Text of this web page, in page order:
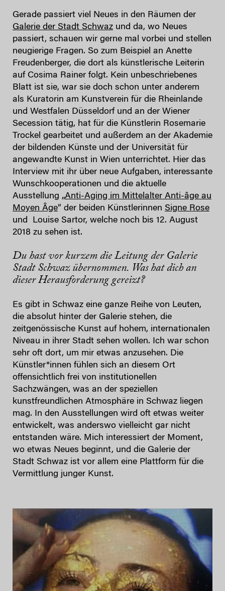
Gerade passiert viel Neues in den Räumen der
Galerie der Stadt Schwaz und da, wo Neues
passiert, schauen wir gerne mal vorbei und stellen
neugierige Fragen. So zum Beispiel an Anette
Freudenberger, die dort als künstlerische Leiterin
auf Cosima Rainer folgt. Kein unbeschriebenes
Blatt ist sie, war sie doch schon unter anderem
als Kuratorin am Kunstverein für die Rheinlande
und Westfalen Düsseldorf und an der Wiener
Secession tätig, hat für die Künstlerin Rosemarie
Trockel gearbeitet und außerdem an der Akademie
der bildenden Künste und der Universität für
angewandte Kunst in Wien unterrichtet. Hier das
Interview mit ihr über neue Aufgaben, interessante
Wunschkooperationen und die aktuelle
Ausstellung „Anti-Aging im Mittelalter Anti-âge au
Moyen Âge“ der beiden Künstlerinnen Signe Rose
und Louise Sartor, welche noch bis 12. August
2018 zu sehen ist.
Du hast vor kurzem die Leitung der Galerie
Stadt Schwaz übernommen. Was hat dich an
dieser Herausforderung gereizt?
Es gibt in Schwaz eine ganze Reihe von Leuten,
die absolut hinter der Galerie stehen, die
zeitgenössische Kunst auf hohem, internationalen
Niveau in ihrer Stadt sehen wollen. Ich war schon
sehr oft dort, um mir etwas anzusehen. Die
Künstler*innen fühlen sich an diesem Ort
offensichtlich frei von institutionellen
Sachzwängen, was an der speziellen
kunstfreundlichen Atmosphäre in Schwaz liegen
mag. In den Ausstellungen wird oft etwas weiter
entwickelt, was anderswo vielleicht gar nicht
entstanden wäre. Mich interessiert der Moment,
wo etwas Neues beginnt, und die Galerie der
Stadt Schwaz ist vor allem eine Plattform für die
Vermittlung junger Kunst.